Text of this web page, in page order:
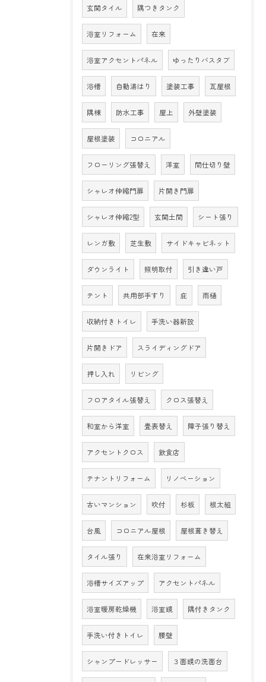
玄関タイル 隅つきタンク
浴室リフォーム 在来
浴室アクセントパネル ゆったりバスタブ
浴槽 自動湯はり 塗装工事 瓦屋根
隅棟 防水工事 屋上 外壁塗装
屋根塗装 コロニアル
フローリング張替え 洋室 間仕切り壁
シャレオ伸縮門扉 片開き門扉
シャレオ伸縮2型 玄関土間 シート張り
レンガ敷 芝生敷 サイドキャビネット
ダウンライト 照明取付 引き違い戸
テント 共用部手すり 庇 雨樋
収納付きトイレ 手洗い器新設
片開きドア スライディングドア
押し入れ リビング
フロアタイル張替え クロス張替え
和室から洋室 畳表替え 障子張り替え
アクセントクロス 飲食店
テナントリフォーム リノベーション
古いマンション 吹付 杉板 根太組
台風 コロニアル屋根 屋根葺き替え
タイル張り 在来浴室リフォーム
浴槽サイズアップ アクセントパネル
浴室暖房乾燥機 浴室鏡 隅付きタンク
手洗い付きトイレ 腰壁
シャンプードレッサー ３面鏡の洗面台